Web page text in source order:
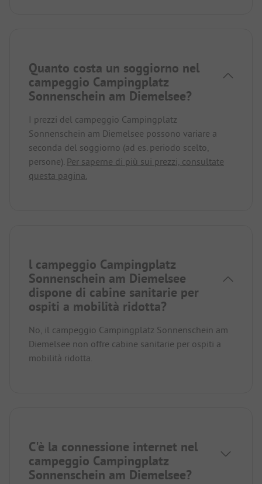
Quanto costa un soggiorno nel
campeggio Campingplatz
Sonnenschein am Diemelsee?
I prezzi del campeggio Campingplatz
Sonnenschein am Diemelsee possono variare a
seconda del soggiorno (ad es. periodo scelto,
persone). Per saperne di più sui prezzi, consultate
questa pagina.
l campeggio Campingplatz
Sonnenschein am Diemelsee
dispone di cabine sanitarie per
ospiti a mobilità ridotta?
No, il campeggio Campingplatz Sonnenschein am
Diemelsee non offre cabine sanitarie per ospiti a
mobilità ridotta.
C'è la connessione internet nel
campeggio Campingplatz
Sonnenschein am Diemelsee?